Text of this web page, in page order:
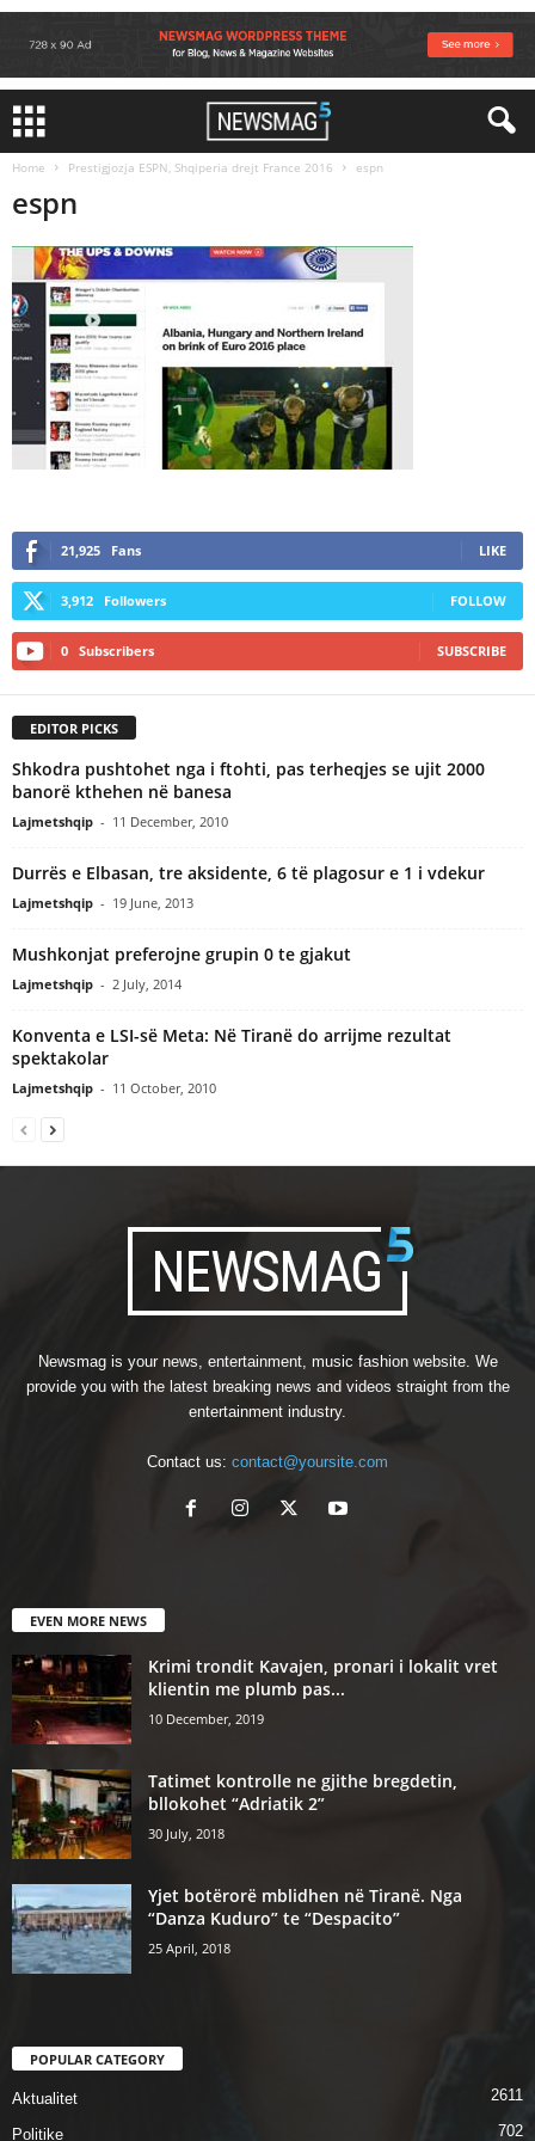
Home Prestigjozja ESPN, Shqiperia drejt France 2016 espn
espn
21,925 Fans LIKE
3,912 Followers FOLLOW
0 Subscribers SUBSCRIBE
EDITOR PICKS
Shkodra pushtohet nga i ftohti, pas terheqjes se ujit 2000
banorë kthehen në banesa
Lajmetshqip - 11 December, 2010
Durrës e Elbasan, tre aksidente, 6 të plagosur e 1 i vdekur
Lajmetshqip - 19 June, 2013
Mushkonjat preferojne grupin 0 te gjakut
Lajmetshqip - 2 July, 2014
Konventa e LSI-së Meta: Në Tiranë do arrijme rezultat
spektakolar
Lajmetshqip - 11 October, 2010
Newsmag is your news, entertainment, music fashion website. We
provide you with the latest breaking news and videos straight from the
entertainment industry.
Contact us: contact@yoursite.com
EVEN MORE NEWS
Krimi trondit Kavajen, pronari i lokalit vret
klientin me plumb pas...
10 December, 2019
Tatimet kontrolle ne gjithe bregdetin,
bllokohet “Adriatik 2”
30 July, 2018
Yjet botërorë mblidhen në Tiranë. Nga
“Danza Kuduro” te “Despacito”
25 April, 2018
POPULAR CATEGORY
Aktualitet 2611
Politike 702